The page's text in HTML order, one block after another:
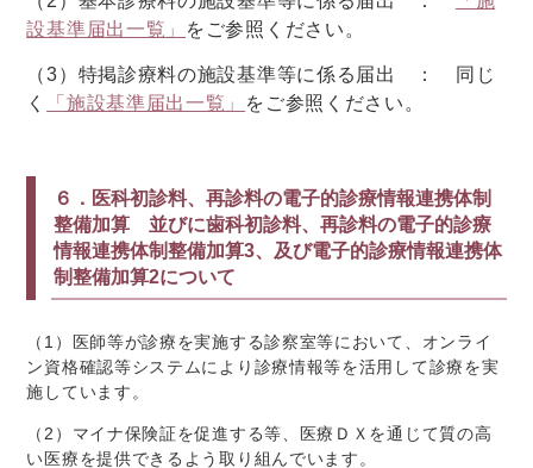
設基準届出一覧」
をご参照ください。
（3）特掲診療料の施設基準等に係る届出 ：
同じ
く
「施設基準届出一覧」 をご参照ください。
６．医科初診料、再診料の電子的診療情報連携体制
整備加算 並びに歯科初診料、再診料の電子的診療
情報連携体制整備加算3、 及び電子的診療情報連携体
制整備加算2について
（1）医師等が診療を実施する診察室等において、オンライ
ン資格確認等システムにより診療情報等を活用して診療を実
施しています。
（2）マイナ保険証を促進する等、医療ＤＸを通じて質の高
い医療を提供できるよう取り組んでいます。